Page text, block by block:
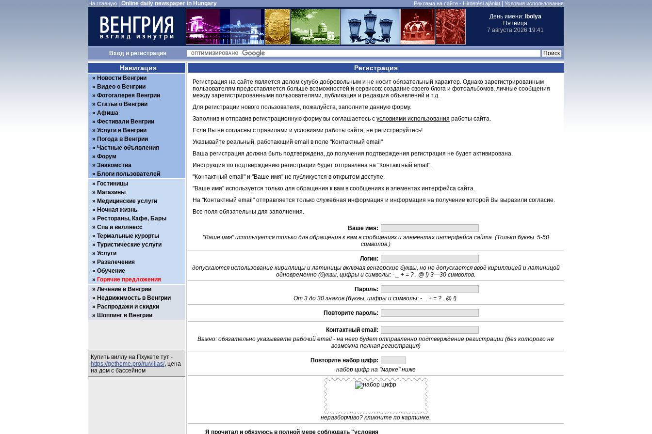
На главную Online daily newspaper in Hungary Реклама на сайте - Hirdetési ajánlat Условия использования
День имени: Ibolya
Пятница
7 августа 2026 19:41
Входи регистрация
Регистрация
Регистрация на сайте является делом сугубо добровольным и не носит обязательный характер. Однако зарегистрированным
пользователям предоставляется больше возможностей и сервисов: создание своего блога и фотоальбомов, личные сообщения
между зарегистрированными пользователями, публикация и редакция объявлений и т.д.
Для регистрации нового пользователя, пожалуйста, заполните данную форму.
Заполнив и отправив регистрационную форму вы соглашаетесь с условиями использования работы сайта.
Если Вы не согласны с правилами и условиями работы сайта, не регистрируйтесь!
Указывайте реальный, работающий email в поле "Контактный email"
Ваша регистрация должна быть подтверждена, до получения подтверждения регистрация не будет активирована.
Инструкция по подтверждению регистрации будет отправлена на "Контактный email".
"Контактный email" и "Ваше имя" не публикуется в открытом доступе.
"Ваше имя" используется только для обращения к вам в сообщениях и элементах интерфейса сайта.
На "Контактный email" отправляется только служебная информация и информация на получение которой Вы выразили согласие.
Все поля обязательны для заполнения.
Ваше имя:
"Ваше имя" используется только для обращения к вам в сообщениях и элементах интерфейса сайта. (Только буквы. 5-50
символов.)
Логин:
допускаются использование кириллицы и латиницы включая венгерские буквы, но не допускается ввод кириллицей и латиницой
одновременно (буквы, цифры и символы: - _ + = ? . @ !) 3—30 символов.
Пароль:
От 3 до 30 знаков (буквы, цифры и символы: - _ + = ? . @ !).
Повторите пароль:
Контактный email:
Важно: обязательно указываете рабочий email - на него будет отправленно подтверждение регистрации (без которого не
возможна полная регистрация)
Повторите набор цифр:
набор цифр на "марке" ниже
неразборчиво? кликните по картинке.
Я прочитал и обязуюсь в полной мере соблюдать "условия
Навигация
Новости Венгрии
Видео о Венгрии
Фотогалерея Венгрии
Статьи о Венгрии
Афиша
Фестивали Венгрии
Услуги в Венгрии
Погода в Венгрии
Частные объявления
Форум
Знакомства
Блоги пользователей
Гостиницы
Магазины
Медицинские услуги
Ночная жизнь
Рестораны, Кафе, Бары
Спа и веллнесс
Термальные курорты
Туристические услуги
Услуги
Развлечения
Обучение
Горячие предложения
Лечение в Венгрии
Недвижимость в Венгрии
Распродажи и скидки
Шоппинг в Венгрии
Купить виллу на Пхукете тут -
https://gethome.pro/ru/villas/, цена
на дом с бассейном